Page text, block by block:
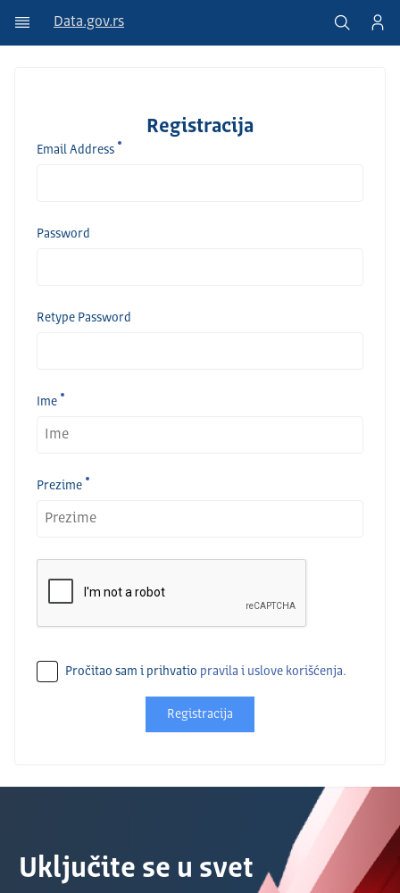
Data.gov.rs
Registracija
Email Address
Password
Retype Password
Ime
Prezime
Pročitao sam i prihvatio pravila i uslove korišćenja.
Registracija
Uključite se u svet